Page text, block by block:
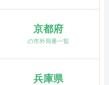
京都府
の市外局番一覧
兵庫県